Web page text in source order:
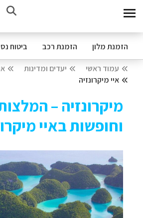
הזמנת מלון הזמנת רכב ביטוח
עמוד ראשי יעדים ומדינות
איי מיקרונזיה
מיקרונזיה –
וחופשות באיי